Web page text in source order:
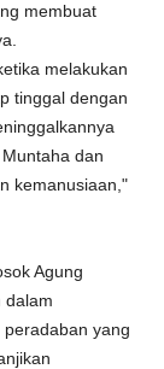
membuat
melakukan
tinggal dengan
dan
kemanusiaan,"
Agung
dalam
yang